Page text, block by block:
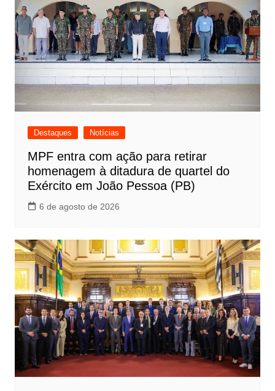
Destaques Notícias
MPF entra com ação para retirar
homenagem à ditadura de quartel do
Exército em João Pessoa (PB)
6 de agosto de 2026